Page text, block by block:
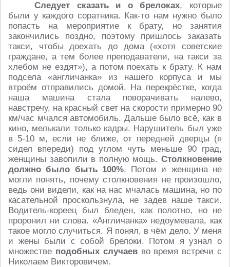
Следует сказать и о брелоках, которые
были у каждого соратника. Как-то нам нужно было
попасть на мероприятие к брату, но занятия
закончились поздно, поэтому пришлось заказать
такси, чтобы доехать до дома («хотя советские
граждане, а тем более преподаватели, на такси за
хлебом не ездят»), а потом поехать к брату. К нам
подсела «англичанка» из нашего корпуса и мы
втроём отправились домой. На перекрёстке, когда
наша машина стала поворачивать налево,
навстречу, на красный свет на скорости примерно 90
км/час мчался автомобиль. Дальше было всё, как в
кино, мелькали только кадры. Нарушитель был уже
в 5-10 м, если не ближе, от передней дверцы (я
сидел впереди) под углом чуть меньше 90 град,
женщины завопили в полную мощь. Столкновение
должно было быть 100%. Потом и женщина не
могли понять, почему столкновения не произошло,
ведь они видели, как на нас мчалась машина, но по
касательной проскользнула, не задев наше такси.
Водитель-кореец был бледен, как полотно, но не
проронил ни слова. «Англичанка» недоумевала, как
такое могло случиться. Я понял, в чём дело. У меня
и жены были с собой брелоки. Потом я узнал о
множестве подобных случаевво время встречи с
Николаем Викторовичем.